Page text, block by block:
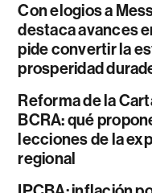
Con elogios a
destaca avances
pide convertir la
prosperidad
Reforma de la
BCRA: qué
lecciones de la
regional